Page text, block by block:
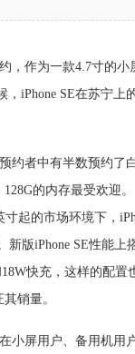
作为一款4.7寸的小
iPhone SE在苏宁上
约者中有半数预约了
的内存最受欢迎。
起的市场环境下，
新版iPhone SE性能上
快充，这样的配置
销量。
小屏用户、备用机用